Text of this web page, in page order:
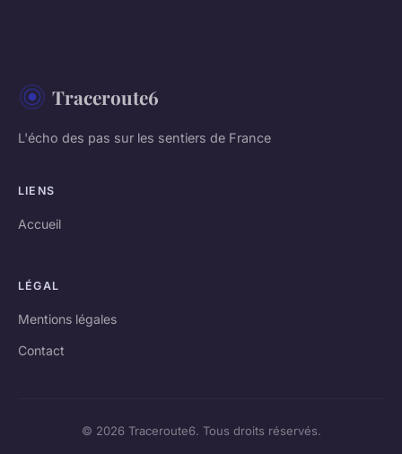
Traceroute6
L'écho des pas sur les sentiers de France
LIENS
Accueil
LÉGAL
Mentions légales
Contact
© 2026 Traceroute6. Tous droits réservés.